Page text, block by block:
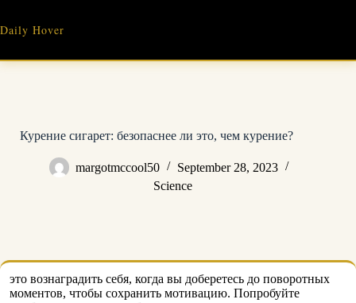
content
Daily Hover
Курение сигарет: безопаснее ли это, чем курение?
margotmccool50
September 28, 2023
Science
это вознаградить себя, когда вы доберетесь до поворотных
моментов, чтобы сохранить мотивацию. Попробуйте